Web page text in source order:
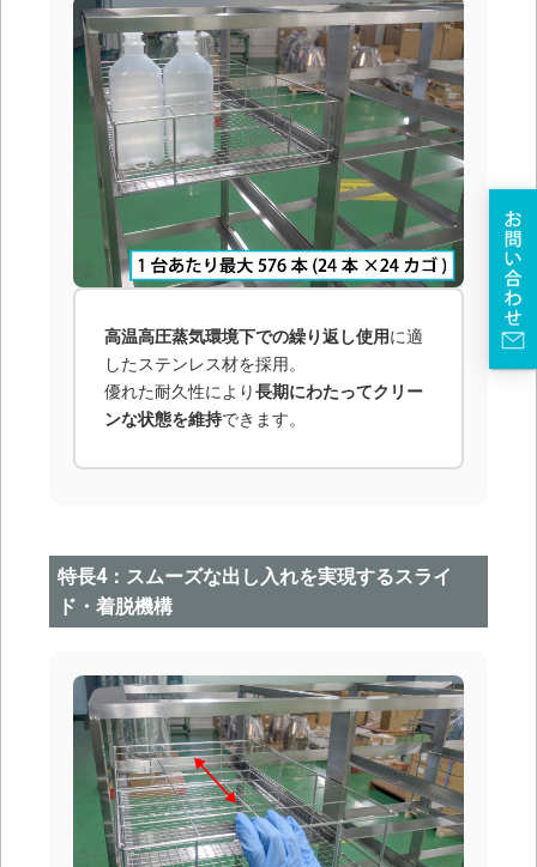
高温高圧蒸気環境下での繰り返し使用に適
したステンレス材を採用。
優れた耐久性により長期にわたってクリー
ンな状態を維持できます。
特長4：スムーズな出し入れを実現するスライ
ド・着脱機構